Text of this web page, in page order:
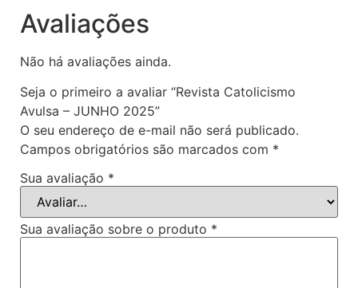
Avaliações
Não há avaliações ainda.
Seja o primeiro a avaliar “Revista Catolicismo
Avulsa – JUNHO 2025”
O seu endereço de e-mail não será publicado.
Campos obrigatórios são marcados com *
Sua avaliação *
Sua avaliação sobre o produto *